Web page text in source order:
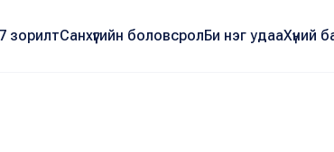
зорилтСанхүүгийн боловсролБи нэг удааХүний